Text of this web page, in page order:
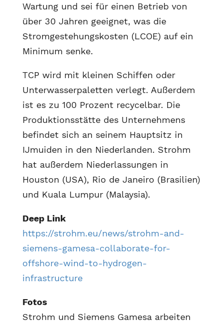
Wartung und sei für einen Betrieb von
über 30 Jahren geeignet, was die
Stromgestehungskosten (LCOE) auf ein
Minimum senke.
TCP wird mit kleinen Schiffen oder
Unterwasserpaletten verlegt. Außerdem
ist es zu 100 Prozent recycelbar. Die
Produktionsstätte des Unternehmens
befindet sich an seinem Hauptsitz in
IJmuiden in den Niederlanden. Strohm
hat außerdem Niederlassungen in
Houston (USA), Rio de Janeiro (Brasilien)
und Kuala Lumpur (Malaysia).
Deep Link
https://strohm.eu/news/strohm-and-
siemens-gamesa-collaborate-for-
offshore-wind-to-hydrogen-
infrastructure
Fotos
Strohm und Siemens Gamesa arbeiten